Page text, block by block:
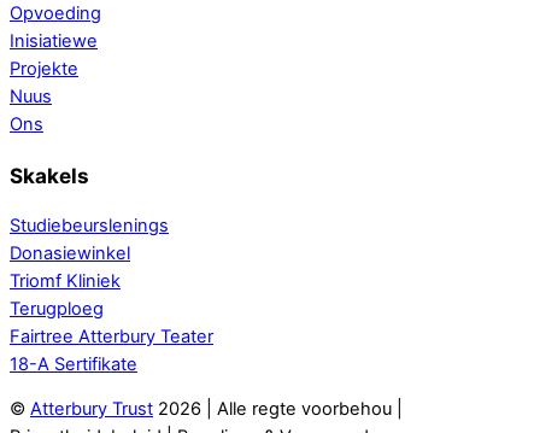
Opvoeding
Inisiatiewe
Projekte
Nuus
Ons
Skakels
Studiebeurslenings
Donasiewinkel
Triomf Kliniek
Terugploeg
Fairtree Atterbury Teater
18-A Sertifikate
© Atterbury Trust 2026 | Alle regte voorbehou |